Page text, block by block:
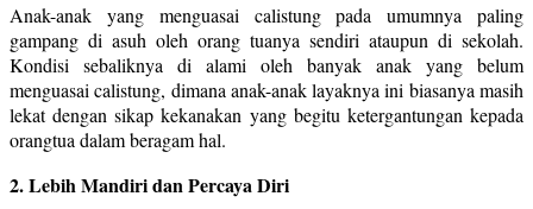
Anak-anak yang menguasai calistung pada umumnya paling
gampang di asuh oleh orang tuanya sendiri ataupun di sekolah.
Kondisi sebaliknya di alami oleh banyak anak yang belum
menguasai calistung, dimana anak-anak layaknya ini biasanya masih
lekat dengan sikap kekanakan yang begitu ketergantungan kepada
orangtua dalam beragam hal.
2. Lebih Mandiri dan Percaya Diri